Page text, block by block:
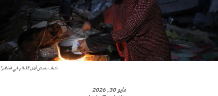
كيف يعيش أهل القطاع في الظلام؟
مايو 30, 2026